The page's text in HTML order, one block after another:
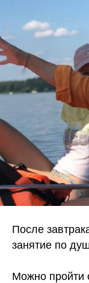
После
занятие по
Можно пройти